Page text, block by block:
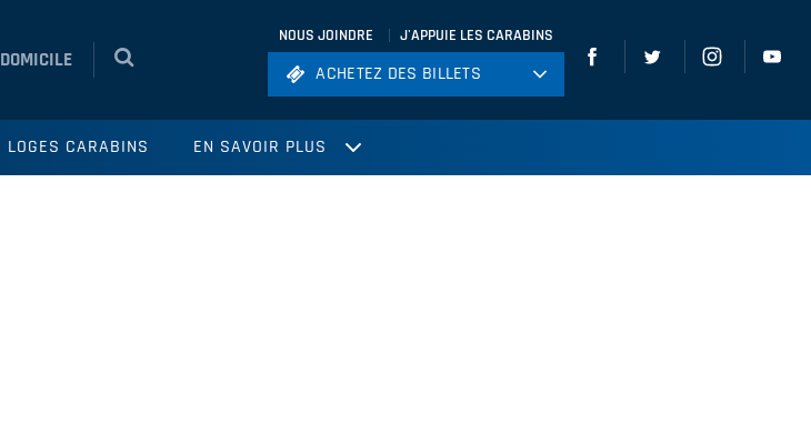
DOMICILE
NOUS JOINDRE J'APPUIE LES CARABINS
ACHETEZ DES BILLETS
Hockey
ACHETEZ DES BILLETS
LOGES CARABINS EN SAVOIR PLUS